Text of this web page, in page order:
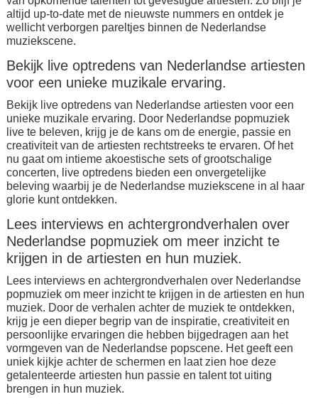
altijd up-to-date met de nieuwste nummers en ontdek je
wellicht verborgen pareltjes binnen de Nederlandse
muziekscene.
Bekijk live optredens van Nederlandse artiesten
voor een unieke muzikale ervaring.
Bekijk live optredens van Nederlandse artiesten voor een
unieke muzikale ervaring. Door Nederlandse popmuziek
live te beleven, krijg je de kans om de energie, passie en
creativiteit van de artiesten rechtstreeks te ervaren. Of het
nu gaat om intieme akoestische sets of grootschalige
concerten, live optredens bieden een onvergetelijke
beleving waarbij je de Nederlandse muziekscene in al haar
glorie kunt ontdekken.
Lees interviews en achtergrondverhalen over
Nederlandse popmuziek om meer inzicht te
krijgen in de artiesten en hun muziek.
Lees interviews en achtergrondverhalen over Nederlandse
popmuziek om meer inzicht te krijgen in de artiesten en hun
muziek. Door de verhalen achter de muziek te ontdekken,
krijg je een dieper begrip van de inspiratie, creativiteit en
persoonlijke ervaringen die hebben bijgedragen aan het
vormgeven van de Nederlandse popscene. Het geeft een
uniek kijkje achter de schermen en laat zien hoe deze
getalenteerde artiesten hun passie en talent tot uiting
brengen in hun muziek.